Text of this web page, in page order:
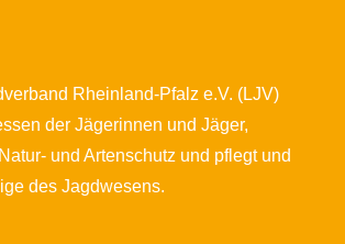
Rheinland-Pfalz e.V. (LJV)
der Jägerinnen und Jäger,
und Artenschutz und pflegt und
des Jagdwesens.